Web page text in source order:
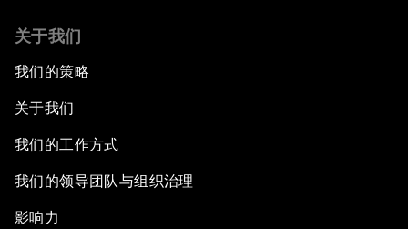
关于我们
我们的策略
关于我们
我们的工作方式
我们的领导团队与组织治理
影响力